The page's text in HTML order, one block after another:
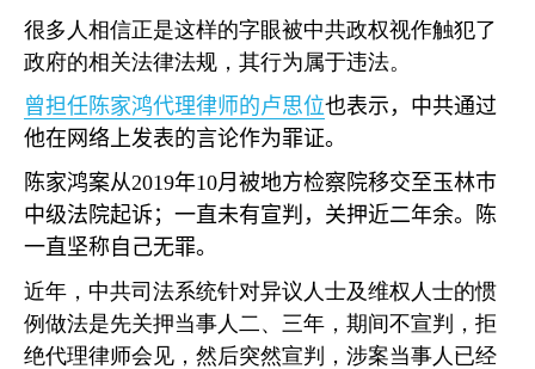
很多人相信正是这样的字眼被中共政权视作触犯了
政府的相关法律法规，其行为属于违法。
曾担任陈家鸿代理律师的卢思位也表示，中共通过
他在网络上发表的言论作为罪证。
陈家鸿案从2019年10月被地方检察院移交至玉林巿
中级法院起诉；一直未有宣判，关押近二年余。陈
一直坚称自己无罪。
近年，中共司法系统针对异议人士及维权人士的惯
例做法是先关押当事人二、三年，期间不宣判，拒
绝代理律师会见，然后突然宣判，涉案当事人已经